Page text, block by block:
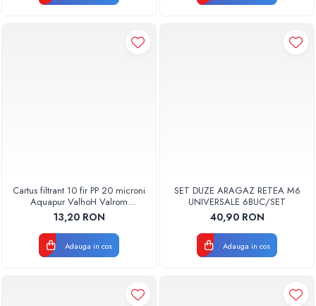
Cartus filtrant 10 fir PP 20 microni
Aquapur ValhoH Valrom
AQUA07000210020
13,20 RON
Adauga in cos
SET DUZE ARAGAZ RETEA M6
UNIVERSALE 6BUC/SET
40,90 RON
Adauga in cos